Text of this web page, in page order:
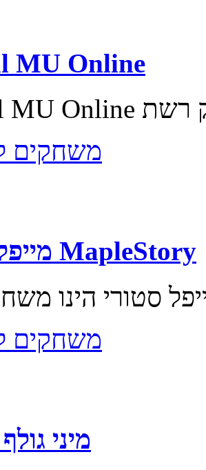
MU Online
משחקים
מייפל סטורי MapleStory
משחקים
מיני